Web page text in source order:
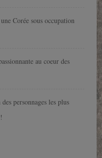
Corée sous occupation
au coeur des
personnages les plus